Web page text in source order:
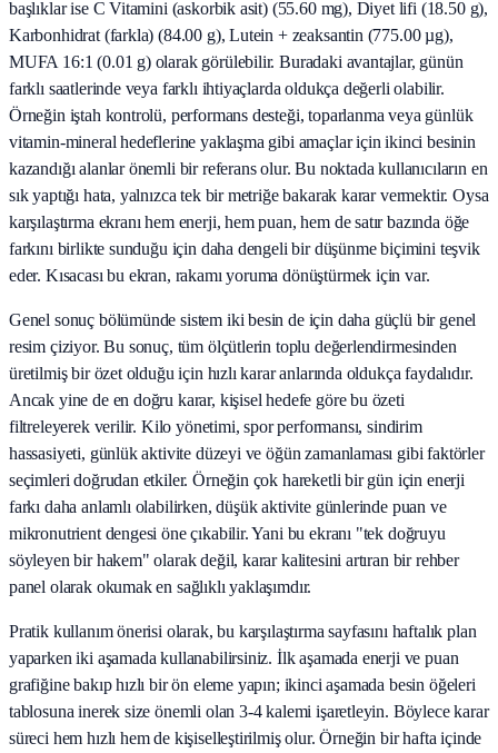
başlıklar ise C Vitamini (askorbik asit) (55.60 mg), Diyet lifi (18.50 g),
Karbonhidrat (farkla) (84.00 g), Lutein + zeaksantin (775.00 µg),
MUFA 16:1 (0.01 g) olarak görülebilir. Buradaki avantajlar, günün
farklı saatlerinde veya farklı ihtiyaçlarda oldukça değerli olabilir.
Örneğin iştah kontrolü, performans desteği, toparlanma veya günlük
vitamin-mineral hedeflerine yaklaşma gibi amaçlar için ikinci besinin
kazandığı alanlar önemli bir referans olur. Bu noktada kullanıcıların en
sık yaptığı hata, yalnızca tek bir metriğe bakarak karar vermektir. Oysa
karşılaştırma ekranı hem enerji, hem puan, hem de satır bazında öğe
farkını birlikte sunduğu için daha dengeli bir düşünme biçimini teşvik
eder. Kısacası bu ekran, rakamı yoruma dönüştürmek için var.
Genel sonuç bölümünde sistem iki besin de için daha güçlü bir genel
resim çiziyor. Bu sonuç, tüm ölçütlerin toplu değerlendirmesinden
üretilmiş bir özet olduğu için hızlı karar anlarında oldukça faydalıdır.
Ancak yine de en doğru karar, kişisel hedefe göre bu özeti
filtreleyerek verilir. Kilo yönetimi, spor performansı, sindirim
hassasiyeti, günlük aktivite düzeyi ve öğün zamanlaması gibi faktörler
seçimleri doğrudan etkiler. Örneğin çok hareketli bir gün için enerji
farkı daha anlamlı olabilirken, düşük aktivite günlerinde puan ve
mikronutrient dengesi öne çıkabilir. Yani bu ekranı "tek doğruyu
söyleyen bir hakem" olarak değil, karar kalitesini artıran bir rehber
panel olarak okumak en sağlıklı yaklaşımdır.
Pratik kullanım önerisi olarak, bu karşılaştırma sayfasını haftalık plan
yaparken iki aşamada kullanabilirsiniz. İlk aşamada enerji ve puan
grafiğine bakıp hızlı bir ön eleme yapın; ikinci aşamada besin öğeleri
tablosuna inerek size önemli olan 3-4 kalemi işaretleyin. Böylece karar
süreci hem hızlı hem de kişiselleştirilmiş olur. Örneğin bir hafta içinde